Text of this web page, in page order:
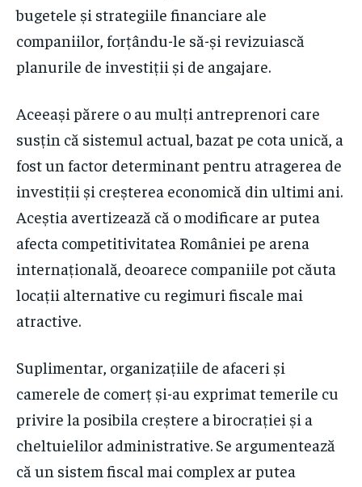
bugetele și strategiile financiare ale
companiilor, forțându-le să-și revizuiască
planurile de investiții și de angajare.
Aceeași părere o au mulți antreprenori care
susțin că sistemul actual, bazat pe cota unică, a
fost un factor determinant pentru atragerea de
investiții și creșterea economică din ultimi ani.
Aceștia avertizează că o modificare ar putea
afecta competitivitatea României pe arena
internațională, deoarece companiile pot căuta
locații alternative cu regimuri fiscale mai
atractive.
Suplimentar, organizațiile de afaceri și
camerele de comerț și-au exprimat temerile cu
privire la posibila creștere a birocrației și a
cheltuielilor administrative. Se argumentează
că un sistem fiscal mai complex ar putea